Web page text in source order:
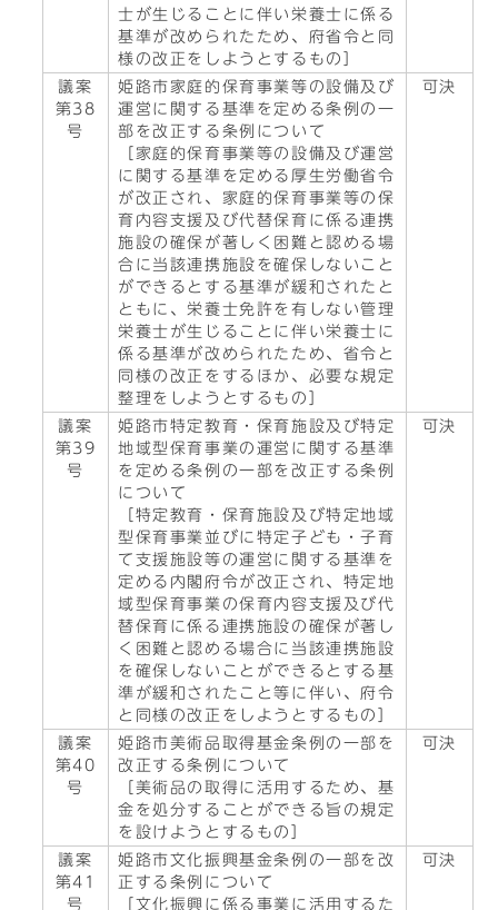
士が生じることに伴い栄養士に係る
基準が改められたため、府省令と同
様の改正をしようとするもの］
議案
第38
号
姫路市家庭的保育事業等の設備及び
運営に関する基準を定める条例の一
部を改正する条例について
［家庭的保育事業等の設備及び運営
に関する基準を定める厚生労働省令
が改正され、家庭的保育事業等の保
育内容支援及び代替保育に係る連携
施設の確保が著しく困難と認める場
合に当該連携施設を確保しないこと
ができるとする基準が緩和されたと
ともに、栄養士免許を有しない管理
栄養士が生じることに伴い栄養士に
係る基準が改められたため、省令と
同様の改正をするほか、必要な規定
整理をしようとするもの］
可決
議案
第39
号
姫路市特定教育・保育施設及び特定
地域型保育事業の運営に関する基準
を定める条例の一部を改正する条例
について
［特定教育・保育施設及び特定地域
型保育事業並びに特定子ども・子育
て支援施設等の運営に関する基準を
定める内閣府令が改正され、特定地
域型保育事業の保育内容支援及び代
替保育に係る連携施設の確保が著し
く困難と認める場合に当該連携施設
を確保しないことができるとする基
準が緩和されたこと等に伴い、府令
と同様の改正をしようとするもの］
可決
議案
第40
号
姫路市美術品取得基金条例の一部を
改正する条例について
［美術品の取得に活用するため、基
金を処分することができる旨の規定
を設けようとするもの］
可決
議案
第41
号
姫路市文化振興基金条例の一部を改
正する条例について
［文化振興に係る事業に活用するた
可決